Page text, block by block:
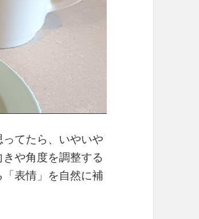
てたら、いやいや
や角度を調整する
表情」を自然に補